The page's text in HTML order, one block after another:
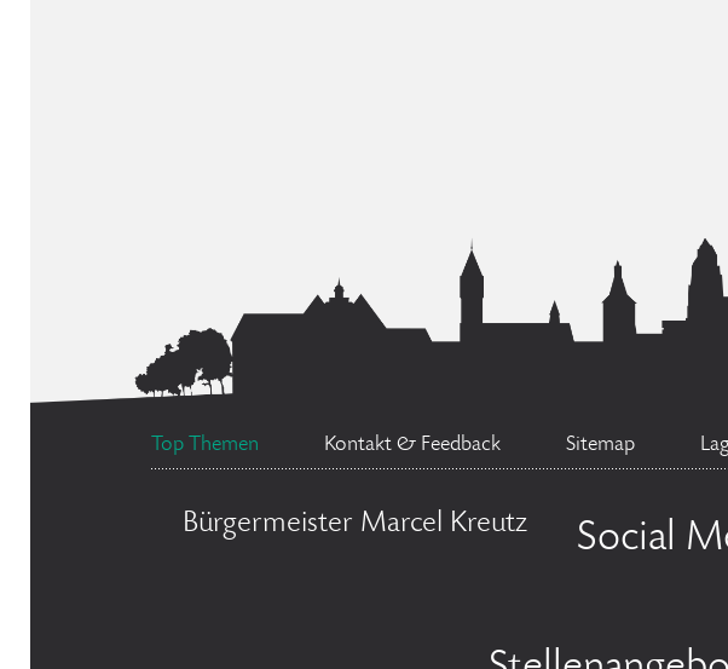
Top Themen Kontakt & Feedback Sitemap
Bürgermeister Marcel Kreutz
Social